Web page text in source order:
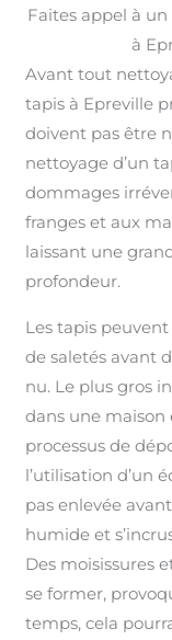
Faites appel à
à
Avant tout
tapis à Epreville
doivent pas être
nettoyage d’un
dommages
franges et aux
laissant une
profondeur.
Les tapis
de saletés avant
nu. Le plus gros
dans une maison
processus de
l’utilisation d’un
pas enlevée
humide et
Des moisissures
se former,
temps, cela